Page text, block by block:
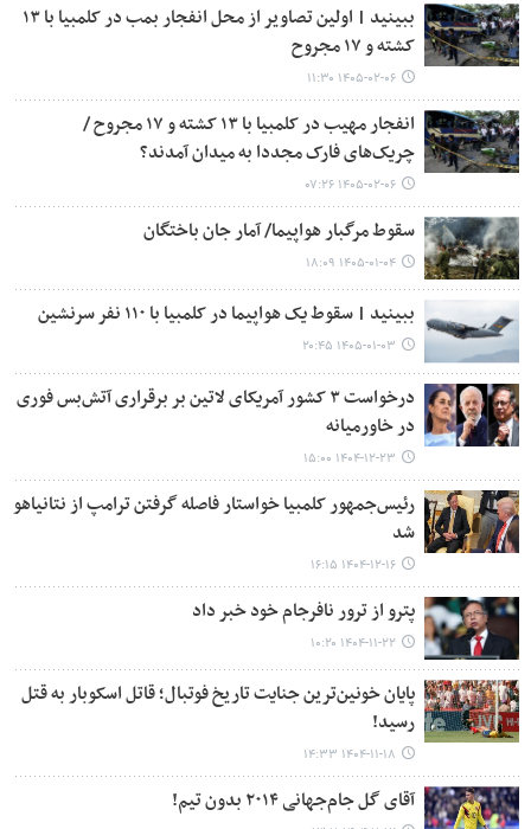
ببینید | اولین تصاویر از محل انفجار بمب در کلمبیا با ۱۳
کشته و ۱۷ مجروح
۱۴۰۵-۰۲-۰۶ ۱۱:۳۰
انفجار مهیب در کلمبیا با ۱۳ کشته و ۱۷ مجروح /
چریک‌های فارک مجددا به میدان آمدند؟
۱۴۰۵-۰۲-۰۶ ۰۷:۲۶
سقوط مرگبار هواپیما/ آمار جان باختگان
۱۴۰۵-۰۱-۰۴ ۱۸:۰۹
ببینید | سقوط یک هواپیما در کلمبیا با ۱۱۰ نفر سرنشین
۱۴۰۵-۰۱-۰۳ ۲۰:۴۵
درخواست ۳ کشور آمریکای لاتین بر برقراری آتش‌بس فوری
در خاورمیانه
۱۴۰۴-۱۲-۲۳ ۱۵:۰۰
رئیس‌جمهور کلمبیا خواستار فاصله گرفتن ترامپ از نتانیاهو
شد
۱۴۰۴-۱۲-۱۶ ۱۶:۱۵
پترو از ترور نافرجام خود خبر داد
۱۴۰۴-۱۱-۲۲ ۱۰:۲۰
پایان خونین‌ترین جنایت تاریخ فوتبال؛ قاتل اسکوبار به قتل
رسید!
۱۴۰۴-۱۱-۱۸ ۱۴:۳۳
آقای گل جام‌جهانی ۲۰۱۴ بدون تیم!